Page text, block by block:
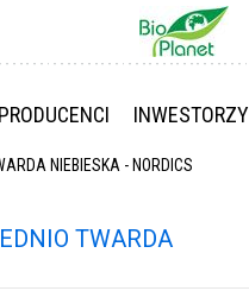
PRODUCENCI INWESTORZY
NIEBIESKA - NORDICS
TWARDA